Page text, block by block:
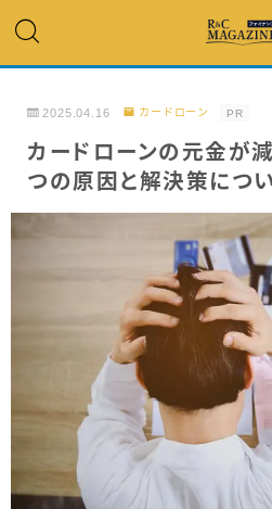
アコム・レイク・ プロミス
銀行カードローン
「低金利」 で借りたい
カードローンランキング
2025.04.16 カードローン PR
カードローンの元金が
つの原因と解決策につい